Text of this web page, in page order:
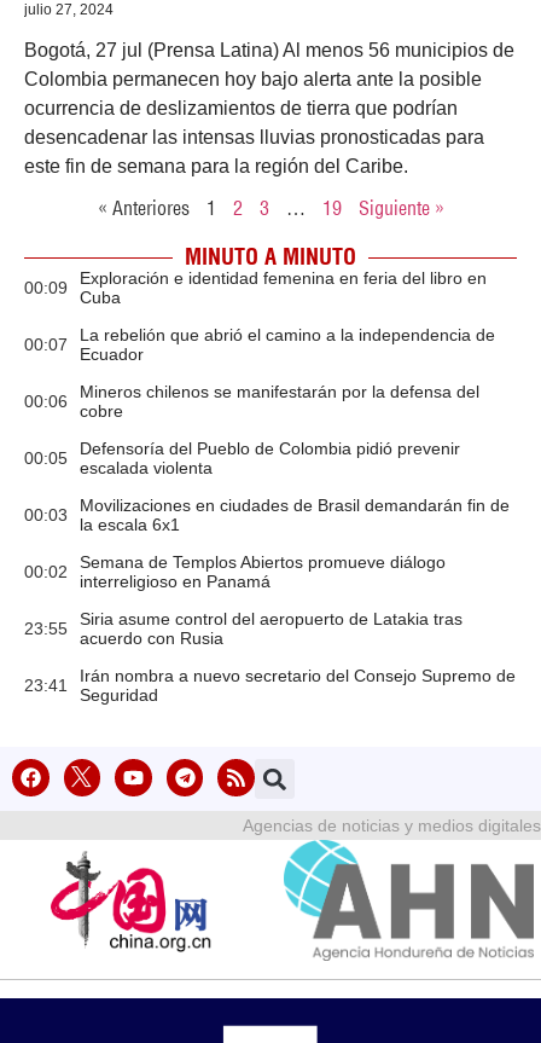
julio 27, 2024
Bogotá, 27 jul (Prensa Latina) Al menos 56 municipios de
Colombia permanecen hoy bajo alerta ante la posible
ocurrencia de deslizamientos de tierra que podrían
desencadenar las intensas lluvias pronosticadas para
este fin de semana para la región del Caribe.
« Anteriores 1 2 3 … 19 Siguiente »
MINUTO A MINUTO
00:09
Exploración e identidad femenina en feria del libro en
Cuba
00:07
La rebelión que abrió el camino a la independencia de
Ecuador
00:06
Mineros chilenos se manifestarán por la defensa del
cobre
00:05
Defensoría del Pueblo de Colombia pidió prevenir
escalada violenta
00:03
Movilizaciones en ciudades de Brasil demandarán fin de
la escala 6x1
00:02
Semana de Templos Abiertos promueve diálogo
interreligioso en Panamá
23:55
Siria asume control del aeropuerto de Latakia tras
acuerdo con Rusia
23:41
Irán nombra a nuevo secretario del Consejo Supremo de
Seguridad
Agencias de noticias y medios digitales